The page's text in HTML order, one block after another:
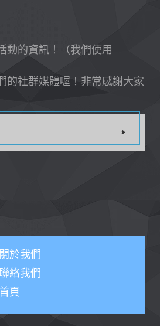
動的資訊！（我們使用
的社群媒體喔！非常感謝大家
關於我們
絡我們
首頁